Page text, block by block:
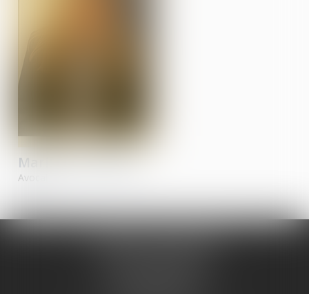
Marie-LouSCALIN
Avocat